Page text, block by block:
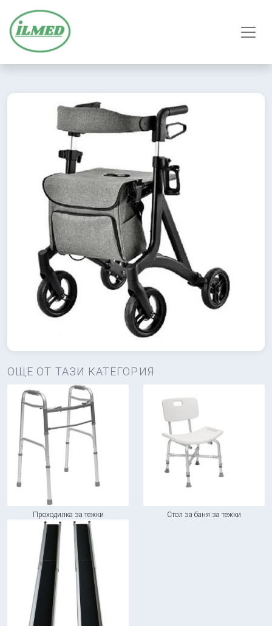
ОЩЕ ОТ ТАЗИ КАТЕГОРИЯ
Проходилка за тежки Стол за баня за тежки